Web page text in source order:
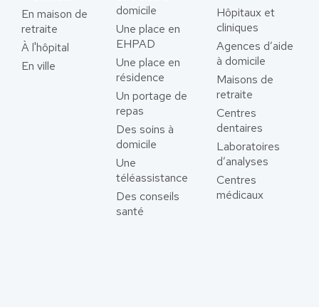
En maison de
retraite
À l'hôpital
En ville
domicile
Une place en
EHPAD
Une place en
résidence
Un portage de
repas
Des soins à
domicile
Une
téléassistance
Des conseils
santé
Hôpitaux et
cliniques
Agences d’aide
à domicile
Maisons de
retraite
Centres
dentaires
Laboratoires
d’analyses
Centres
médicaux